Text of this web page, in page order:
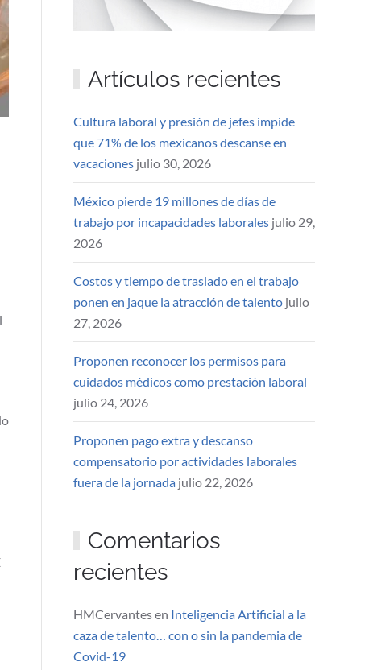
Artículos recientes
Cultura laboral y presión de jefes impide
que 71% de los mexicanos descanse en
vacaciones julio 30, 2026
México pierde 19 millones de días de
trabajo por incapacidades laborales julio 29,
2026
Costos y tiempo de traslado en el trabajo
ponen en jaque la atracción de talento julio
27, 2026
Proponen reconocer los permisos para
cuidados médicos como prestación laboral
julio 24, 2026
Proponen pago extra y descanso
compensatorio por actividades laborales
fuera de la jornada julio 22, 2026
Comentarios
recientes
HMCervantesen Inteligencia Artificial a la
caza de talento… con o sin la pandemia de
Covid-19